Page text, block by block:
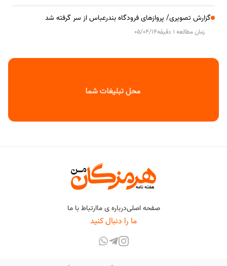
گزارش تصویری/ پروازهای فرودگاه بندرعباس از سر گرفته شد
زمان مطالعه 1 دقیقه 05/04/14
صفحه اصلیدرباره ی ماارتباط با ما
ما را دنبال کنید